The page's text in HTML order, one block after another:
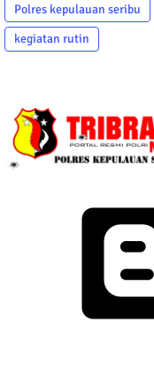
Polres kepulauan seribu
kegiatan rutin